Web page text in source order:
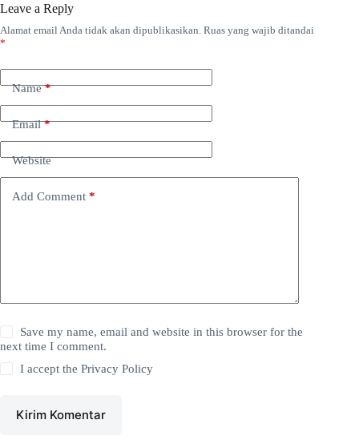
Leave a Reply
Alamat email Anda tidak akan dipublikasikan. Ruas yang wajib ditandai
*
Name*
Email*
Website
Add Comment *
Save my name, email and website in this browser for the
next time I comment.
I accept thePrivacy Policy
Kirim Komentar